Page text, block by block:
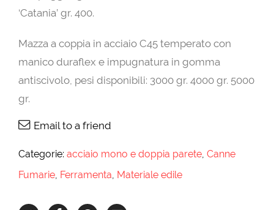
‘Catania’ gr. 400.
Mazza a coppia in acciaio C45 temperato con
manico duraflex e impugnatura in gomma
antiscivolo, pesi disponibili: 3000 gr. 4000 gr. 5000
gr.
Email to a friend
Categorie: acciaio mono e doppia parete, Canne
Fumarie, Ferramenta, Materiale edile